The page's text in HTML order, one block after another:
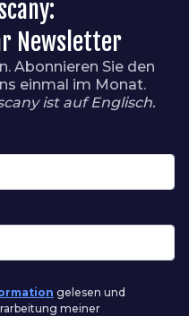
Newsletter
Abonnieren Sie den
einmal im Monat.
ist auf Englisch.
gelesen und
meiner